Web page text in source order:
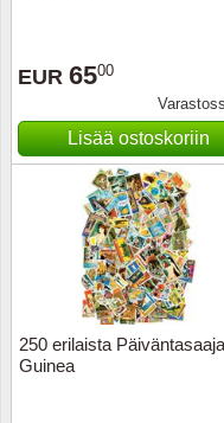
EUR 6500
Lisää ostoskoriin
250 erilaista
Guinea